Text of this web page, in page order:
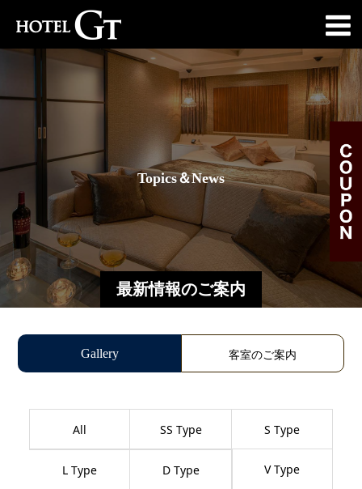
最新情報のご案内
Topics＆News
Gallery 客室のご案内
All SS Type S Type
L Type D Type V Type